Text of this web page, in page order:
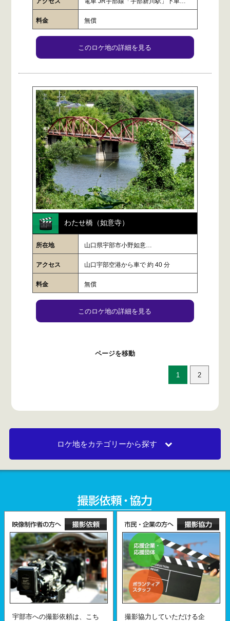
料金 無償
このロケ地の詳細を見る
わたせ橋（如意寺）
所在地 山口県宇部市小野如意…
アクセス 山口宇部空港から車で 約 40 分
料金 無償
このロケ地の詳細を見る
ページを移動
1 2
ロケ地をカテゴリーから探す
宇部市への撮影依頼は、こち
撮影協力していただける企